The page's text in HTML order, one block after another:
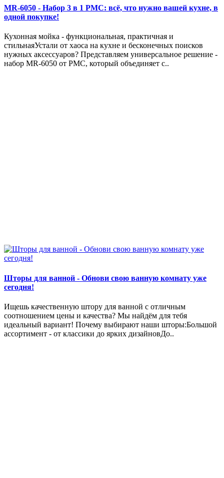
MR-6050 - Набор 3 в 1 РМС: всё, что нужно вашей кухне, в
одной покупке!
Кухонная мойка - функциональная, практичная и
стильнаяУстали от хаоса на кухне и бесконечных поисков
нужных аксессуаров? Представляем универсальное решение -
набор MR-6050 от РМС, который объединяет с..
Шторы для ванной - Обнови свою ванную комнату уже
сегодня!
Ищешь качественную штору для ванной с отличным
соотношением цены и качества? Мы найдём для тебя
идеальный вариант! Почему выбирают наши шторы:Большой
ассортимент - от классики до ярких дизайновДо..